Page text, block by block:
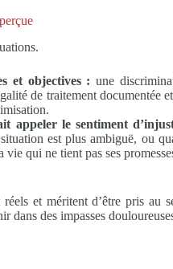
et objectives : une
de traitement documentée
appeler le sentiment
est plus ambiguë, ou
qui ne tient pas ses
et méritent d’être pris au
dans des impasses